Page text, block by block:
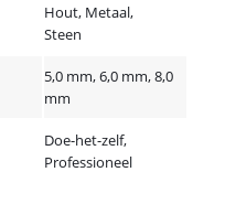
Hout, Metaal,
Steen
5,0 mm, 6,0 mm, 8,0
mm
Doe-het-zelf,
Professioneel